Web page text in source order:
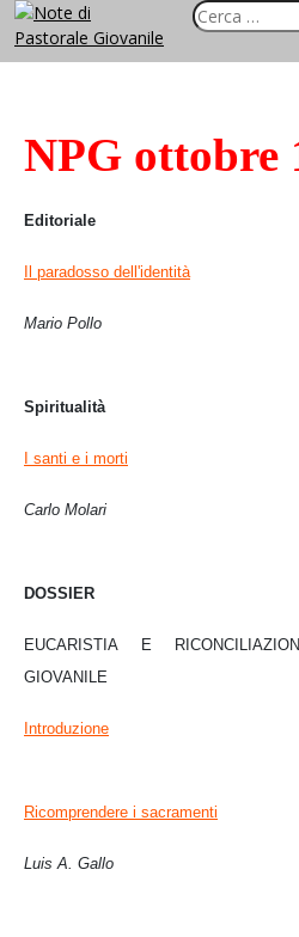
NPG ottobre
Editoriale
Il paradosso dell'identità
Mario Pollo
Spiritualità
I santi e i morti
Carlo Molari
DOSSIER
EUCARISTIA E
GIOVANILE
Introduzione
Ricomprendere i sacramenti
Luis A. Gallo